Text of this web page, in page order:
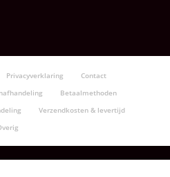
Privacyverklaring
Contact
Betaalmethoden
Verzendkosten & levertijd